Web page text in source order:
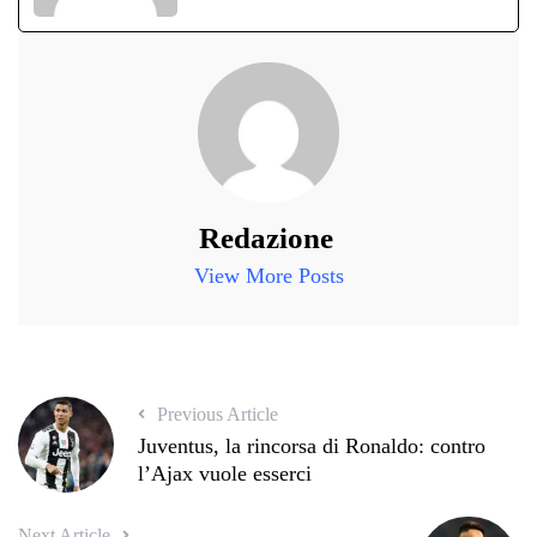
Redazione
View More Posts
Previous Article
Juventus, la rincorsa di Ronaldo: contro
l’Ajax vuole esserci